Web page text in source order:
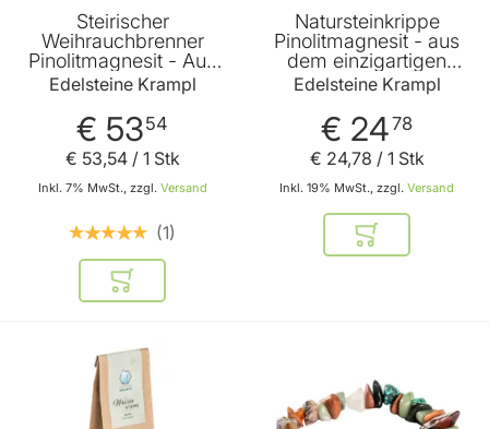
Steirischer
Weihrauchbrenner
Pinolitmagnesit - Aus
steirischem Naturstein
inklusive
Räuchergemisch aus
Weihrauch und
Zirbenholz von
Edelsteine Krampl
Edelsteine Krampl
€ 5354
Inkl. 7% MwSt., zzgl. Versand
€ 53,54/ 1 Stk
1
In den Warenkorb
Natursteinkrippe
Pinolitmagnesit - aus
dem einzigartigen
Naturstein
Pinolitmagnesit der für
sein bizarres
Eisblumenmuster
bekannt ist von
Edelstein Krampl
Edelsteine Krampl
€ 2478
Inkl. 19% MwSt., zzgl. Versand
€ 24,78 / 1 Stk
In den